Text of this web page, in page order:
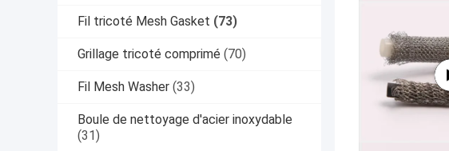
Fil tricoté Mesh Gasket (73)
Grillage tricoté comprimé (70)
Fil Mesh Washer (33)
Boule de nettoyage d'acier inoxydable
(31)